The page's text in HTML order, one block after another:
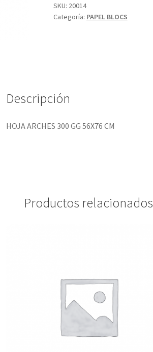
CM
cantidad
SKU: 20014
Categoría: PAPEL BLOCS
Descripción
HOJA ARCHES 300 GG 56X76 CM
Productos relacionados